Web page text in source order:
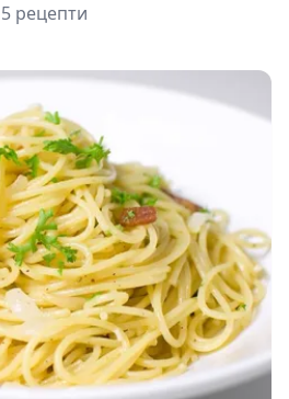
5 рецепти